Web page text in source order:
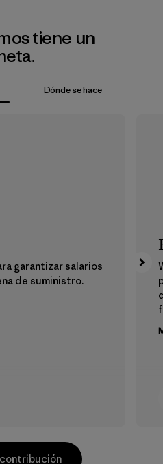
tiene un
Dónde se hace
garantizar salarios
de suministro.